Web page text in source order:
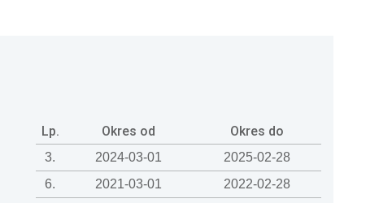
Lp. Okres od Okres do
3. 2024-03-01
2025-02-28
6. 2021-03-01
2022-02-28